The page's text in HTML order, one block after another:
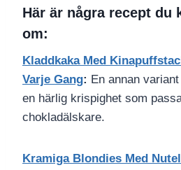
Här är några recept du
om:
Kladdkaka Med
Varje Gang: En annan
en härlig krispighet som
chokladälskare.
Kramiga Blondies Med